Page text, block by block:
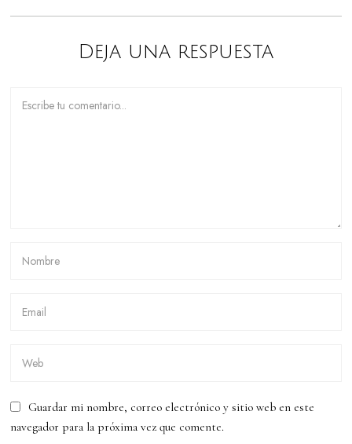
Deja una respuesta
Guardar mi nombre, correo electrónico y sitio web en este
navegador para la próxima vez que comente.